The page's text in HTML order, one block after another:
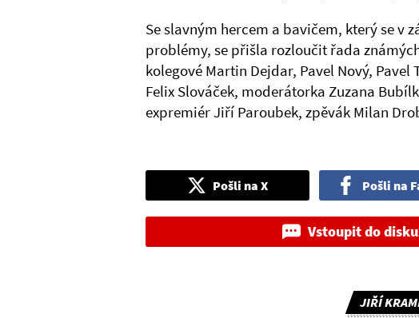
Se slavným hercem a bavičem, který se v
problémy, se přišla rozloučit řada
kolegové Martin Dejdar, Pavel Nový,
Felix Slováček, moderátorka Zuzana
expremiér Jiří Paroubek, zpěvák Milan
Pošli na X Pošli na
Vstoupit do
JIŘÍ